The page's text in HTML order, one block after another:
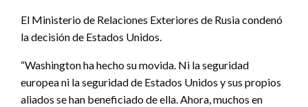
El Ministerio de Relaciones Exteriores de Rusia condenó
la decisión de Estados Unidos.
“Washington ha hecho su movida. Ni la seguridad
europea ni la seguridad de Estados Unidos y sus propios
aliados se han beneficiado de ella. Ahora, muchos en